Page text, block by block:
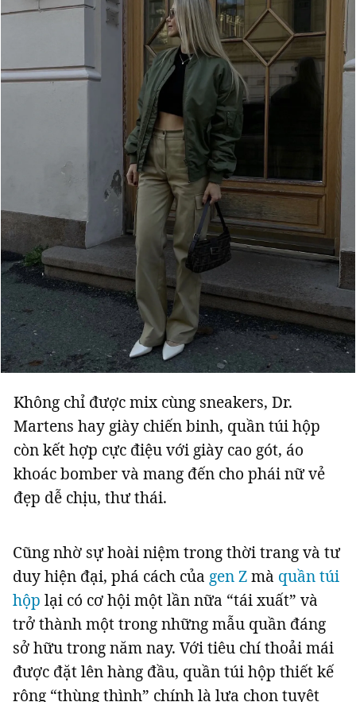
Không chỉ được mix cùng sneakers, Dr.
Martens hay giày chiến binh, quần túi hộp
còn kết hợp cực điệu với giày cao gót, áo
khoác bomber và mang đến cho phái nữ vẻ
đẹp dễ chịu, thư thái.
Cũng nhờ sự hoài niệm trong thời trang và tư
duy hiện đại, phá cách của gen Zmà quần túi
hộp lại có cơ hội một lần nữa “tái xuất” và
trở thành một trong những mẫu quần đáng
sở hữu trong năm nay. Với tiêu chí thoải mái
được đặt lên hàng đầu, quần túi hộp thiết kế
rộng “thùng thình” chính là lựa chọn tuyệt